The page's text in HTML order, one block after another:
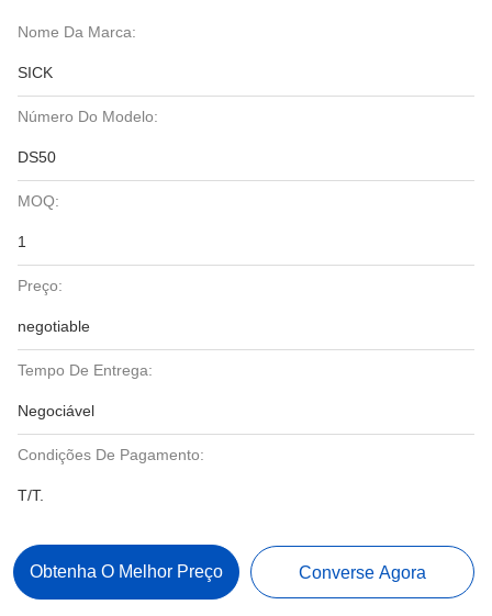
Nome Da Marca:
SICK
Número Do Modelo:
DS50
MOQ:
1
Preço:
negotiable
Tempo De Entrega:
Negociável
Condições De Pagamento:
T/T.
Obtenha O Melhor Preço Converse Agora